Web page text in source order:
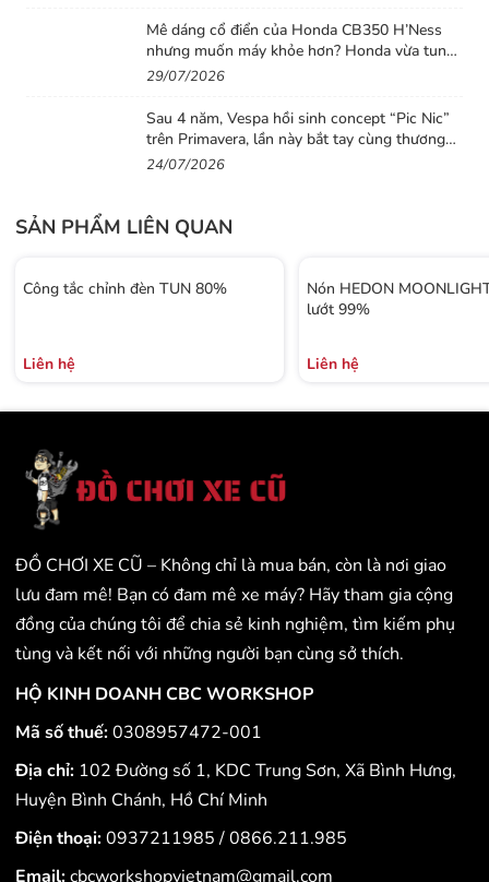
Mê dáng cổ điển của Honda CB350 H’Ness
nhưng muốn máy khỏe hơn? Honda vừa tung
ra lời giải với CB500 mới
29/07/2026
Sau 4 năm, Vespa hồi sinh concept “Pic Nic”
trên Primavera, lần này bắt tay cùng thương
hiệu thời trang Gigi
24/07/2026
SẢN PHẨM LIÊN QUAN
Công tắc chỉnh đèn TUN 80%
Liên hệ
Nón HEDON
lướt 99%
Liên hệ
ĐỒ CHƠI XE CŨ – Không chỉ là mua bán, còn là nơi giao
lưu đam mê! Bạn có đam mê xe máy? Hãy tham gia cộng
đồng của chúng tôi để chia sẻ kinh nghiệm, tìm kiếm phụ
tùng và kết nối với những người bạn cùng sở thích.
HỘ KINH DOANH CBC WORKSHOP
Mã số thuế:0308957472-001
Địa chỉ: 102 Đường số 1, KDC Trung Sơn, Xã Bình Hưng,
Huyện Bình Chánh, Hồ Chí Minh
Điện thoại:0937211985/0866.211.985
Email:cbcworkshopvietnam@gmail.com